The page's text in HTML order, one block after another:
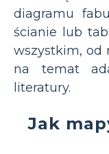
diagramu
ścianie lub
wszystkim, od
na temat
literatury.
Jak